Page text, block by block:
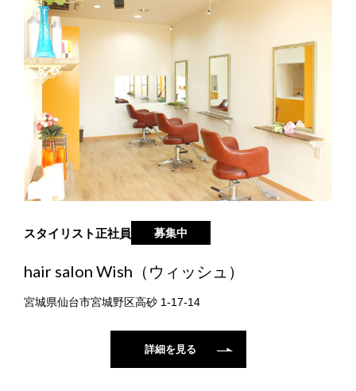
スタイリスト正社員 募集中
hair salon Wish（ウィッシュ）
宮城県仙台市宮城野区高砂 1-17-14
詳細を見る